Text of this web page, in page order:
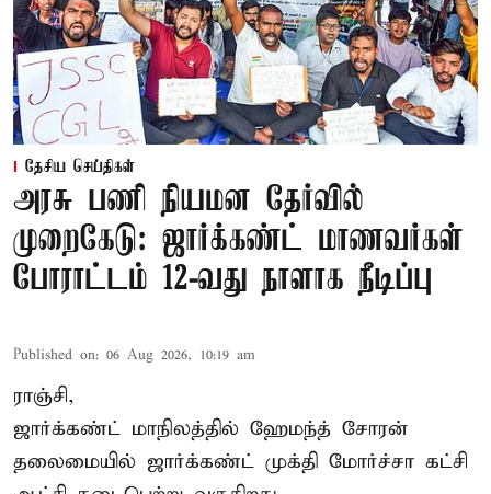
தேசிய செய்திகள்
அரசு பணி நியமன தேர்வில்
முறைகேடு: ஜார்க்கண்ட் மாணவர்கள்
போராட்டம் 12-வது நாளாக நீடிப்பு
Published on: 06 Aug 2026, 10:19 am
ராஞ்சி,
ஜார்க்கண்ட் மாநிலத்தில் ஹேமந்த் சோரன்
தலைமையில் ஜார்க்கண்ட் முக்தி மோர்ச்சா கட்சி